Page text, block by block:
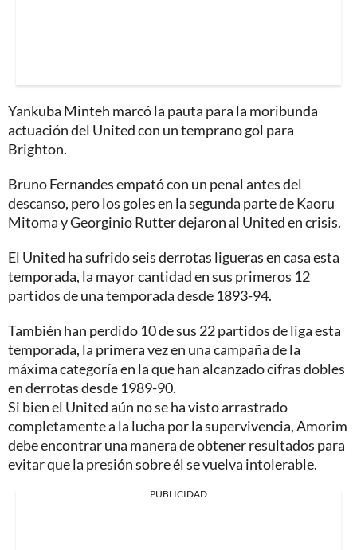
Yankuba Minteh marcó la pauta para la moribunda
actuación del United con un temprano gol para
Brighton.
Bruno Fernandes empató con un penal antes del
descanso, pero los goles en la segunda parte de Kaoru
Mitoma y Georginio Rutter dejaron al United en crisis.
El United ha sufrido seis derrotas ligueras en casa esta
temporada, la mayor cantidad en sus primeros 12
partidos de una temporada desde 1893-94.
También han perdido 10 de sus 22 partidos de liga esta
temporada, la primera vez en una campaña de la
máxima categoría en la que han alcanzado cifras dobles
en derrotas desde 1989-90.
Si bien el United aún no se ha visto arrastrado
completamente a la lucha por la supervivencia, Amorim
debe encontrar una manera de obtener resultados para
evitar que la presión sobre él se vuelva intolerable.
PUBLICIDAD